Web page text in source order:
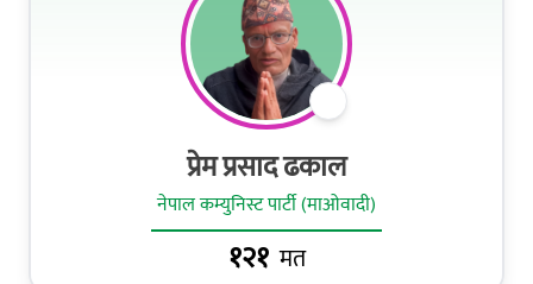
प्रेम प्रसाद ढकाल
नेपाल कम्युनिस्ट पार्टी (माओवादी)
१२१ मत